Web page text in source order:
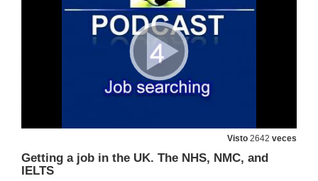
Visto 2642 veces
Getting a job in the UK. The NHS, NMC, and
IELTS